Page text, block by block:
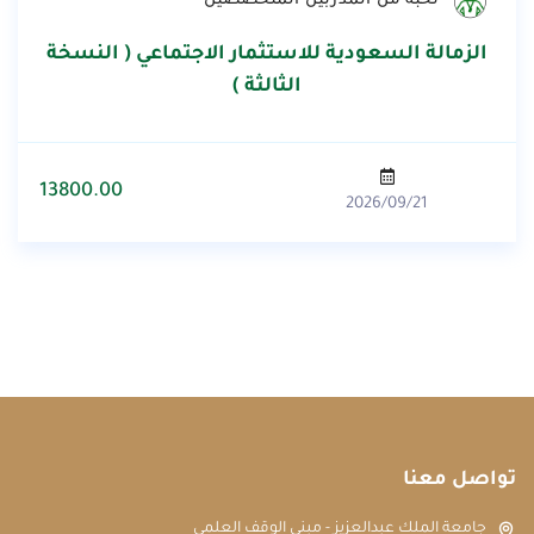
الزمالة السعودية للاستثمار الاجتماعي ( النسخة
الثالثة )
2026/09/21
13800.00
تواصل معنا
جامعة الملك عبدالعزيز - مبنى الوقف العلمي